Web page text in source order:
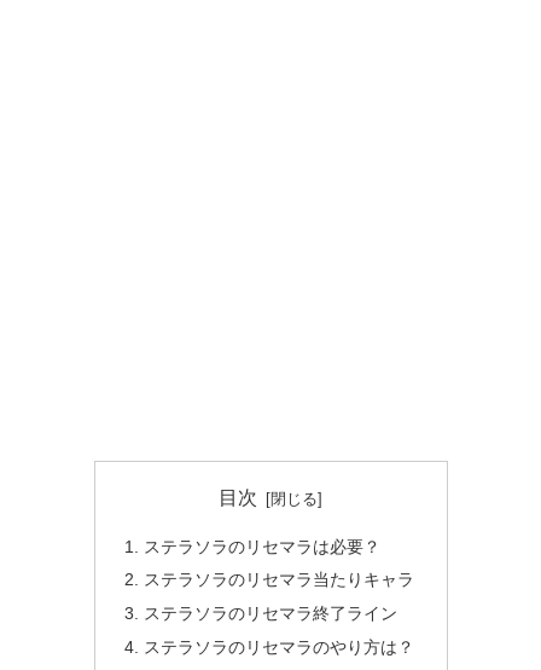
目次
ステラソラのリセマラは必要？
ステラソラのリセマラ当たりキャラ
ステラソラのリセマラ終了ライン
ステラソラのリセマラのやり方は？